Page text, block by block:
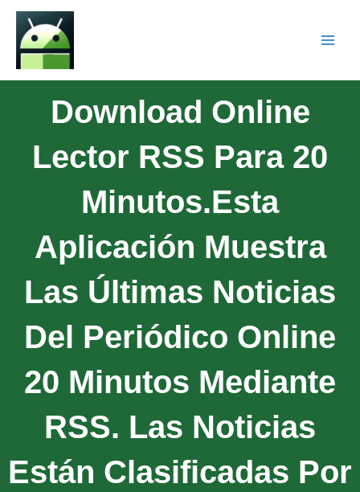
Download Online
Lector RSS Para 20
Minutos.Esta
Aplicación Muestra
Las Últimas Noticias
Del Periódico Online
20 Minutos Mediante
RSS. Las Noticias
Están Clasificadas Por